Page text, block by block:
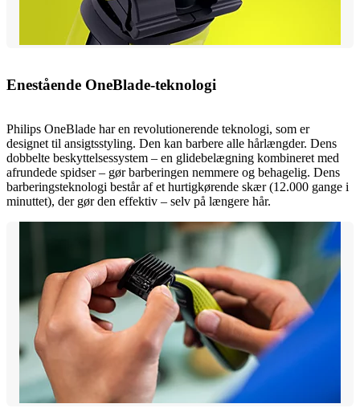
Enestående OneBlade-teknologi
Philips OneBlade har en revolutionerende teknologi, som er
designet til ansigtsstyling. Den kan barbere alle hårlængder. Dens
dobbelte beskyttelsessystem – en glidebelægning kombineret med
afrundede spidser – gør barberingen nemmere og behagelig. Dens
barberingsteknologi består af et hurtigkørende skær (12.000 gange i
minuttet), der gør den effektiv – selv på længere hår.